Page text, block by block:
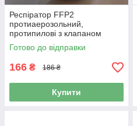
Респіратор FFP2
протиаерозольний,
протипилові з клапаном
(80358)
Готово до відправки
166 ₴ 186 ₴
Купити